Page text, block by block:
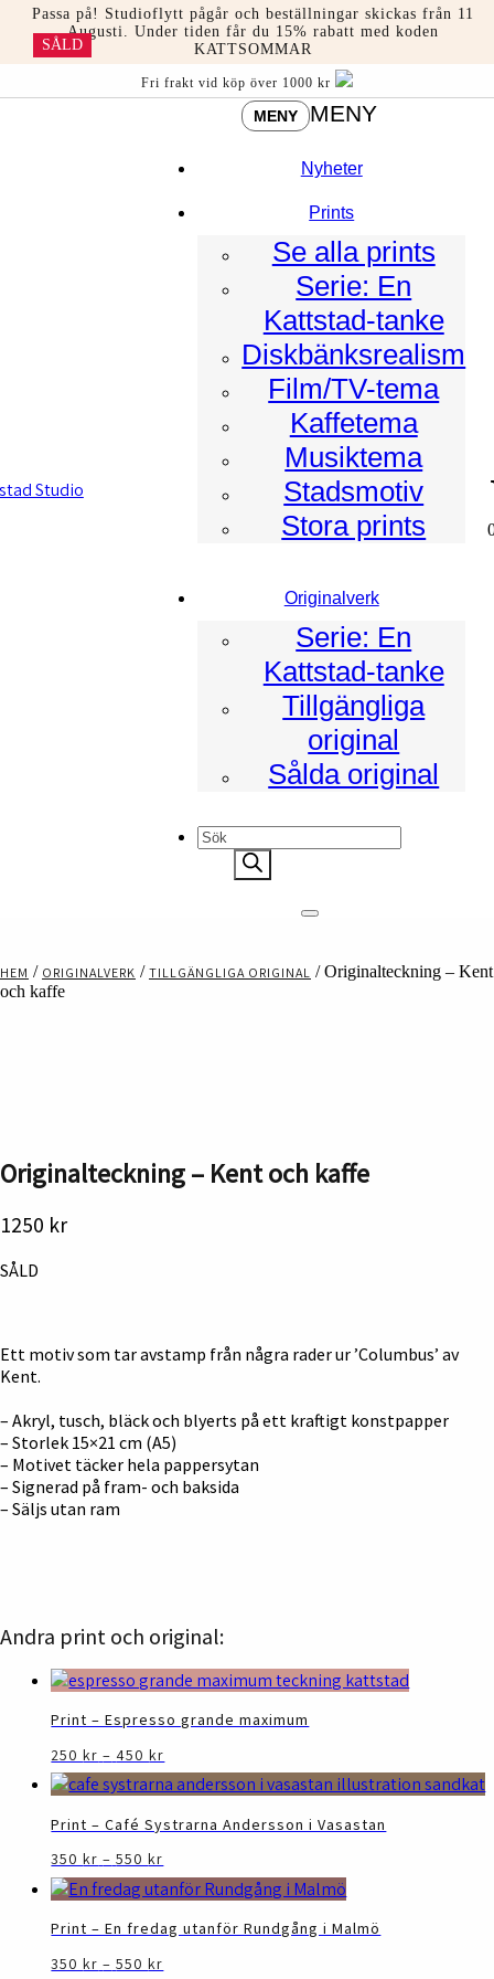
Hoppa
innehåll
Passa på! Studioflytt pågår och beställningar skickas från 11
Augusti. Under tiden får du 15% rabatt med koden
KATTSOMMAR
Fri frakt vid köp över 1000 kr
MENY MENY
Nyheter
Prints
Se alla prints
Serie: En
Kattstad-tanke
Diskbänksrealism
Film/TV-tema
Kaffetema
Musiktema
Stadsmotiv
Stora prints
Originalverk
Serie: En
Kattstad-tanke
Tillgängliga
original
Sålda original
Products
search
HEM / ORIGINALVERK / TILLGÄNGLIGA ORIGINAL / Originalteckning – Kent
och kaffe
SÅLD
Originalteckning – Kent och kaffe
1250 kr
SÅLD
Ett motiv som tar avstamp från några rader ur ’Columbus’ av
Kent.
– Akryl, tusch, bläck och blyerts på ett kraftigt konstpapper
– Storlek 15×21 cm (A5)
– Motivet täcker hela pappersytan
– Signerad på fram- och baksida
– Säljs utan ram
Andra print och original:
Print – Espresso grande maximum
250kr – 450kr
250 kr
till
här
produkten
har
varianter.
De
alternativen
Print – Café Systrarna Andersson i Vasastan
350kr – 550kr
350 kr
till
här
produkten
har
varianter.
Print – En fredag utanför Rundgång i Malmö
350kr – 550kr